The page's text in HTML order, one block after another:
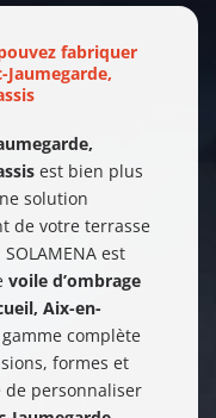
fabriquer
Jaumegarde,
est bien plus
solution
de votre terrasse
est
voile d’ombrage
Aix-en-
complète
formes et
de personnaliser